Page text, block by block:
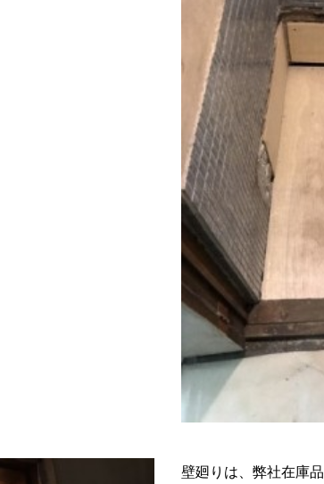
壁廻りは、弊社在庫